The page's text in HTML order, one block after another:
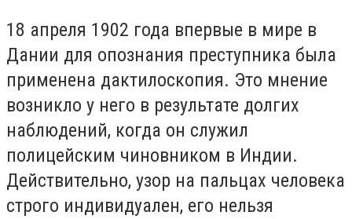
18 апреля 1902 года впервые в мире в
Дании для опознания преступника была
применена дактилоскопия. Это мнение
возникло у него в результате долгих
наблюдений, когда он служил
полицейским чиновником в Индии.
Действительно, узор на пальцах человека
строго индивидуален, его нельзя